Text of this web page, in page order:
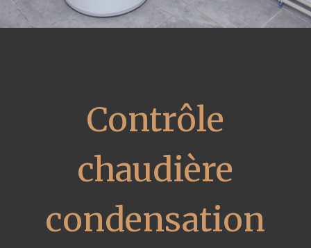
Contrôle
chaudière
condensation